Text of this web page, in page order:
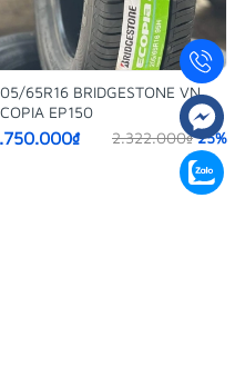
65R16 BRIDGESTONE VN
EP150
2.322.000₫ 25%